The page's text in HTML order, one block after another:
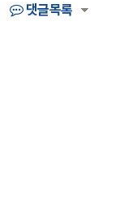
댓글목록